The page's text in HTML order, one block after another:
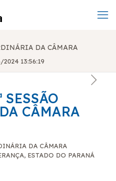
DA CÂMARA
13:56:19
SESSÃO
CÂMARA
DA CÂMARA
ESTADO DO PARANÁ